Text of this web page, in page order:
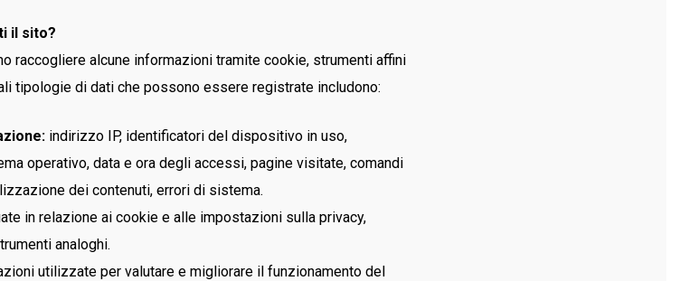
il sito?
raccogliere alcune informazioni tramite cookie, strumenti affini
tipologie di dati che possono essere registrate includono:
indirizzo IP, identificatori del dispositivo in uso,
operativo, data e ora degli accessi, pagine visitate, comandi
dei contenuti, errori di sistema.
in relazione ai cookie e alle impostazioni sulla privacy,
analoghi.
utilizzate per valutare e migliorare il funzionamento del